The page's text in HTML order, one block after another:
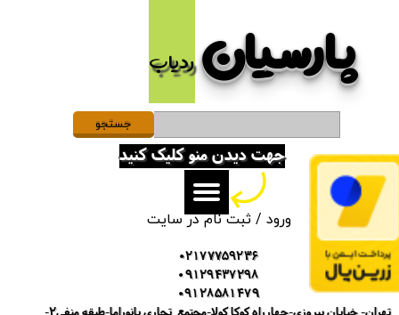
پارسیان​​​​​​​ردیاب
ورود /ثبت نام در سایت
حساب کاربری من
تغییر گذر واژه
سفارشات
خروج از حساب کاربری
02177759236
09129437298
09128581479
جهت دیدن منو کلیک کنید
جستجو